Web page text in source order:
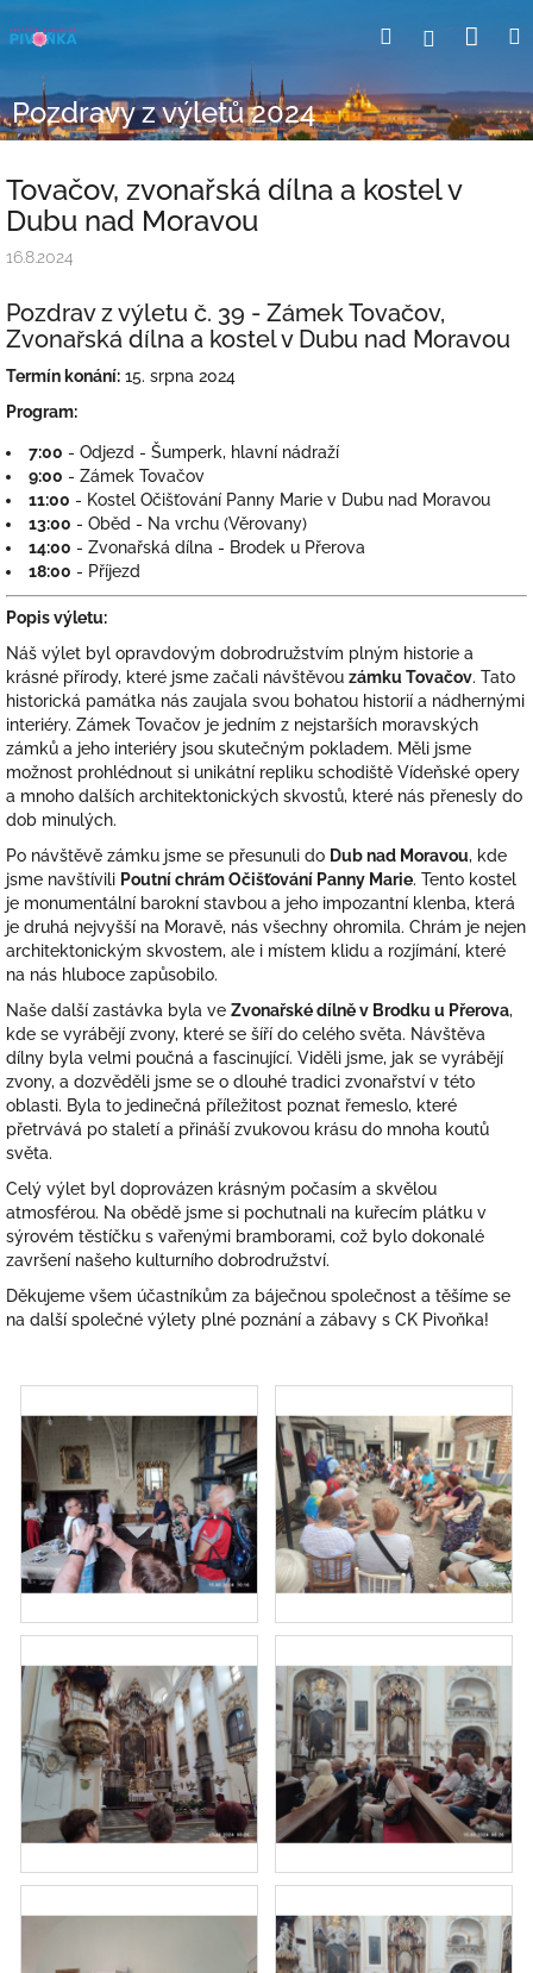
na
HledatPřihlášení
Pozdravy z výletů 2024
Tovačov, zvonařská dílna a kostel v
Dubu nad Moravou
16.8.2024
Pozdrav z výletu č. 39 - Zámek Tovačov,
Zvonařská dílna a kostel v Dubu nad Moravou
Termín konání: 15. srpna 2024
Program:
7:00 - Odjezd - Šumperk, hlavní nádraží
9:00 - Zámek Tovačov
11:00 - Kostel Očišťování Panny Marie v Dubu nad Moravou
13:00 - Oběd - Na vrchu (Věrovany)
14:00 - Zvonařská dílna - Brodek u Přerova
18:00 - Příjezd
Popis výletu:
Náš výlet byl opravdovým dobrodružstvím plným historie a
krásné přírody, které jsme začali návštěvou zámku Tovačov. Tato
historická památka nás zaujala svou bohatou historií a nádhernými
interiéry. Zámek Tovačov je jedním z nejstarších moravských
zámků a jeho interiéry jsou skutečným pokladem. Měli jsme
možnost prohlédnout si unikátní repliku schodiště Vídeňské opery
a mnoho dalších architektonických skvostů, které nás přenesly do
dob minulých.
Po návštěvě zámku jsme se přesunuli do Dub nad Moravou, kde
jsme navštívili Poutní chrám Očišťování Panny Marie. Tento kostel
je monumentální barokní stavbou a jeho impozantní klenba, která
je druhá nejvyšší na Moravě, nás všechny ohromila. Chrám je nejen
architektonickým skvostem, ale i místem klidu a rozjímání, které
na nás hluboce zapůsobilo.
Naše další zastávka byla ve Zvonařské dílně v Brodku u Přerova,
kde se vyrábějí zvony, které se šíří do celého světa. Návštěva
dílny byla velmi poučná a fascinující. Viděli jsme, jak se vyrábějí
zvony, a dozvěděli jsme se o dlouhé tradici zvonařství v této
oblasti. Byla to jedinečná příležitost poznat řemeslo, které
přetrvává po staletí a přináší zvukovou krásu do mnoha koutů
světa.
Celý výlet byl doprovázen krásným počasím a skvělou
atmosférou. Na obědě jsme si pochutnali na kuřecím plátku v
sýrovém těstíčku s vařenými bramborami, což bylo dokonalé
završení našeho kulturního dobrodružství.
Děkujeme všem účastníkům za báječnou společnost a těšíme se
na další společné výlety plné poznání a zábavy s CK Pivoňka!